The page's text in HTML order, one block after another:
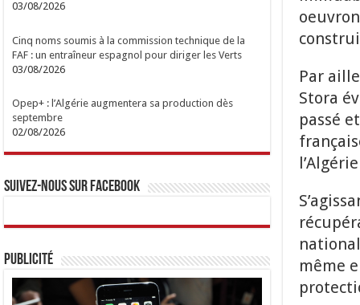
Par
Stora
passé
même
03/08/2026
Cinq noms soumis à la commission technique de la
FAF : un entraîneur espagnol pour diriger les Verts
03/08/2026
Opep+ : l’Algérie augmentera sa production dès
septembre
02/08/2026
Suivez-nous sur Facebook
Publicité